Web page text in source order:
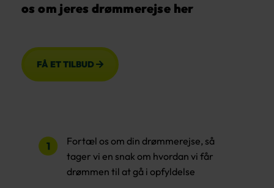
os om jeres drømmerejse her
FÅ ET TILBUD
Fortæl os om din drømmerejse, så
tager vi en snak om hvordan vi får
drømmen til at gå i opfyldelse